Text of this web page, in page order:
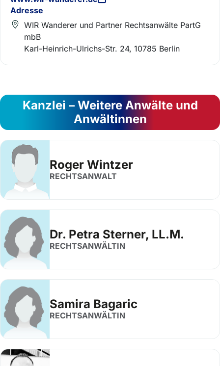
Adresse
WIR Wanderer und Partner Rechtsanwälte PartG
mbB
Karl-Heinrich-Ulrichs-Str. 24, 10785 Berlin
Kanzlei – Weitere Anwälte und
Anwältinnen
Roger Wintzer
RECHTSANWALT
Dr. Petra Sterner, LL.M.
RECHTSANWÄLTIN
Samira Bagaric
RECHTSANWÄLTIN